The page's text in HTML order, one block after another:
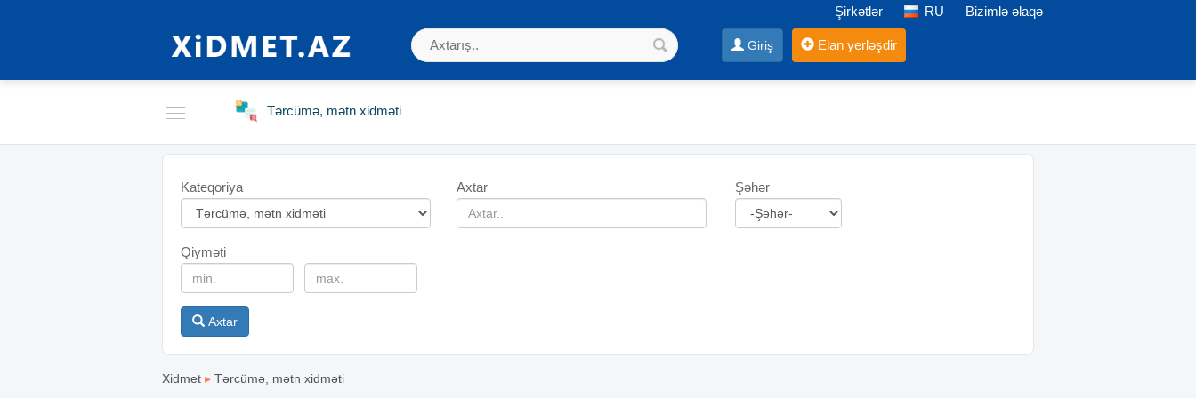
Şirkətlər RU Bizimlə əlaqə
Giriş Elan yerləşdir
Tərcümə, mətn xidməti
Kateqoriya Axtar Şəhər
Qiyməti
Axtar
Xidmet ▸ Tərcümə, mətn xidməti